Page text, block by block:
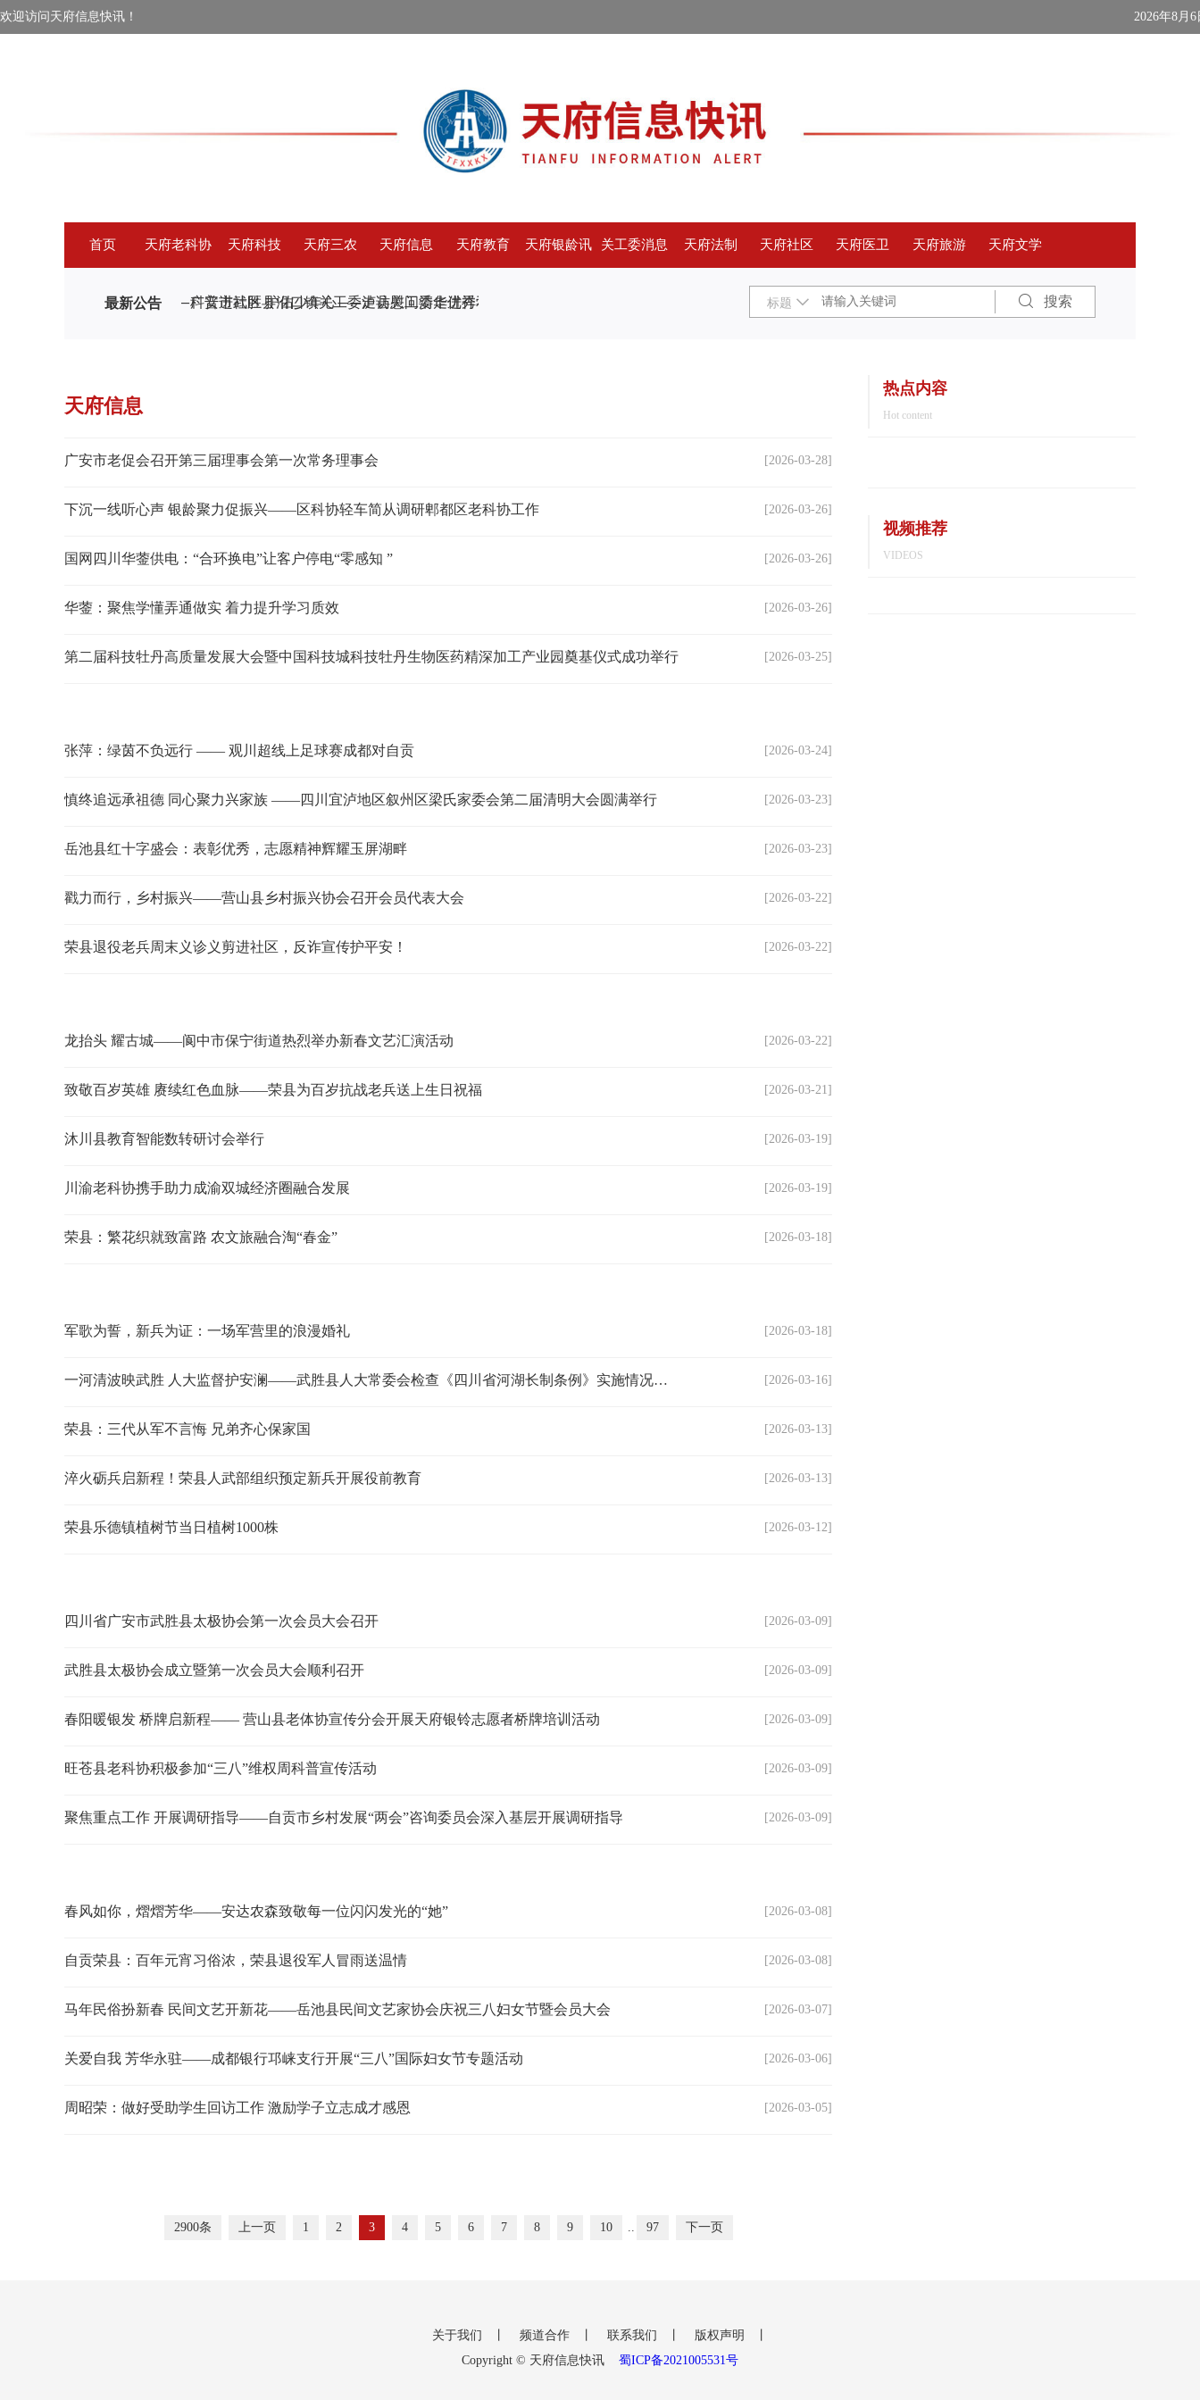
欢迎访问天府信息快讯！ 2026年8月
首页 天府老科协 天府科技 天府三农 天府信息 天府教育 天府银龄讯 关工委消息 天府法制 天府社区 天府医卫 天府旅游 天府文学
最新公告 科普进社区 护佑少年心——泸县关工委走进祥和社区开展脑科学心理健康公益讲座
情系学子 爱满清华——广安市武胜县沿口镇关工委走访慰问清华优秀学子梁思成 标题 搜索
天府信息
广安市老促会召开第三届理事会第一次常务理事会 [2026-03-28]
下沉一线听心声 银龄聚力促振兴——区科协轻车简从调研郫都区老科协工作 [2026-03-26]
国网四川华蓥供电：“合环换电”让客户停电“零感知 ” [2026-03-26]
华蓥：聚焦学懂弄通做实 着力提升学习质效 [2026-03-26]
第二届科技牡丹高质量发展大会暨中国科技城科技牡丹生物医药精深加工产业园奠基仪式成功举行 [2026-03-25]
张萍：绿茵不负远行 —— 观川超线上足球赛成都对自贡 [2026-03-24]
慎终追远承祖德 同心聚力兴家族 ——四川宜泸地区叙州区梁氏家委会第二届清明大会圆满举行 [2026-03-23]
岳池县红十字盛会：表彰优秀，志愿精神辉耀玉屏湖畔 [2026-03-23]
戳力而行，乡村振兴——营山县乡村振兴协会召开会员代表大会 [2026-03-22]
荣县退役老兵周末义诊义剪进社区，反诈宣传护平安！ [2026-03-22]
龙抬头 耀古城——阆中市保宁街道热烈举办新春文艺汇演活动 [2026-03-22]
致敬百岁英雄 赓续红色血脉——荣县为百岁抗战老兵送上生日祝福 [2026-03-21]
沐川县教育智能数转研讨会举行 [2026-03-19]
川渝老科协携手助力成渝双城经济圈融合发展 [2026-03-19]
荣县：繁花织就致富路 农文旅融合淘“春金” [2026-03-18]
军歌为誓，新兵为证：一场军营里的浪漫婚礼 [2026-03-18]
一河清波映武胜 人大监督护安澜——武胜县人大常委会检查《四川省河湖长制条例》实施情况纪实 [2026-03-16]
荣县：三代从军不言悔 兄弟齐心保家国 [2026-03-13]
淬火砺兵启新程！荣县人武部组织预定新兵开展役前教育 [2026-03-13]
荣县乐德镇植树节当日植树1000株 [2026-03-12]
四川省广安市武胜县太极协会第一次会员大会召开 [2026-03-09]
武胜县太极协会成立暨第一次会员大会顺利召开 [2026-03-09]
春阳暖银发 桥牌启新程—— 营山县老体协宣传分会开展天府银铃志愿者桥牌培训活动 [2026-03-09]
旺苍县老科协积极参加“三八”维权周科普宣传活动 [2026-03-09]
聚焦重点工作 开展调研指导——自贡市乡村发展“两会”咨询委员会深入基层开展调研指导 [2026-03-09]
春风如你，熠熠芳华——安达农森致敬每一位闪闪发光的“她” [2026-03-08]
自贡荣县：百年元宵习俗浓，荣县退役军人冒雨送温情 [2026-03-08]
马年民俗扮新春 民间文艺开新花——岳池县民间文艺家协会庆祝三八妇女节暨会员大会 [2026-03-07]
关爱自我 芳华永驻——成都银行邛崃支行开展“三八”国际妇女节专题活动 [2026-03-06]
周昭荣：做好受助学生回访工作 激励学子立志成才感恩 [2026-03-05]
2900条 上一页 1 2 3 4 5 6 7 8 9 10 .. 97 下一页
热点内容
Hot content
视频推荐
VIDEOS
关于我们 频道合作 联系我们 版权声明
Copyright © 天府信息快讯 蜀ICP备2021005531号